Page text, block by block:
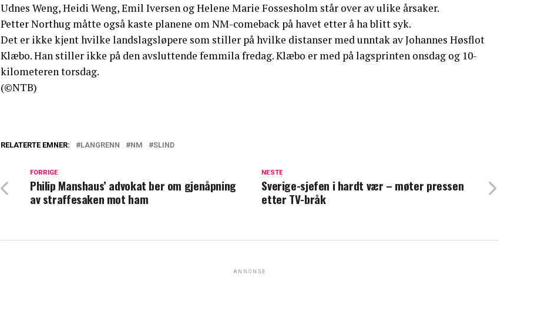
Udnes Weng, Heidi Weng, Emil Iversen og Helene Marie Fossesholm står over av ulike årsaker.
Petter Northug måtte også kaste planene om NM-comeback på havet etter å ha blitt syk.
Det er ikke kjent hvilke landslagsløpere som stiller på hvilke distanser med unntak av Johannes Høsflot
Klæbo. Han stiller ikke på den avsluttende femmila fredag. Klæbo er med på lagsprinten onsdag og 10-
kilometeren torsdag.
(©NTB)
RELATERTE EMNER: LANGRENN NM SLIND
NESTE
Sverige-sjefen i hardt vær – møter pressen
etter TV-bråk
FORRIGE
Philip Manshaus’ advokat ber om gjenåpning
av straffesaken mot ham
ANNONSE